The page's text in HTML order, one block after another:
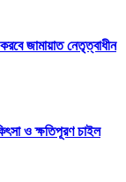
জামায়াত নেতৃত্বাধীন
ও ক্ষতিপূরণ চাইল